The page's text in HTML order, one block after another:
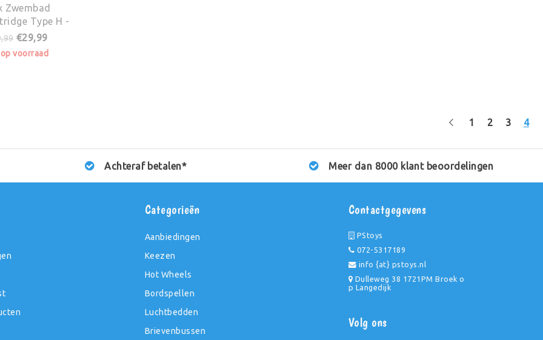
Zwembad
Type H -
- 12 stuks
€29,99
voorraad
1 2 3 4
Achteraf betalen* Meer dan 8000 klant beoordelingen
Categorieën
Aanbiedingen
Keezen
Hot Wheels
Bordspellen
Luchtbedden
Brievenbussen
Contactgegevens
PStoys
072-5317189
info {at} pstoys.nl
Dulleweg 38 1721PM Broek o
p Langedijk
Volg ons